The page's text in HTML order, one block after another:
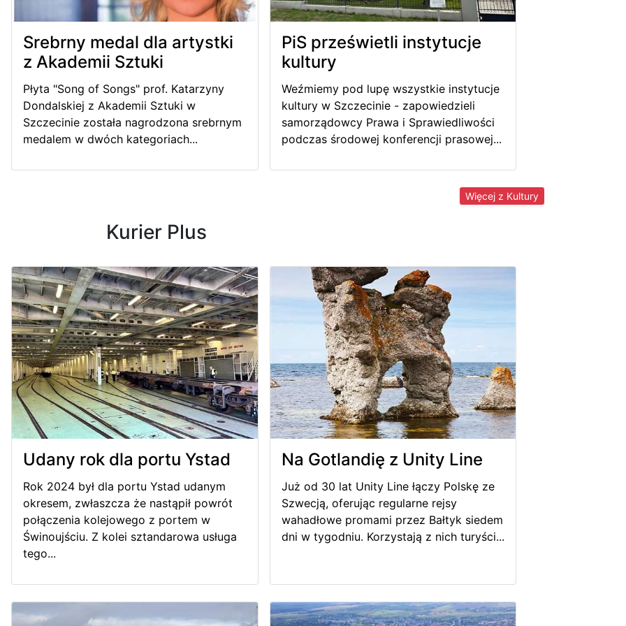
Srebrny medal dla artystki
z Akademii Sztuki
Płyta "Song of Songs" prof. Katarzyny
Dondalskiej z Akademii Sztuki w
Szczecinie została nagrodzona srebrnym
medalem w dwóch kategoriach...
PiS prześwietli instytucje
kultury
Weźmiemy pod lupę wszystkie instytucje
kultury w Szczecinie - zapowiedzieli
samorządowcy Prawa i Sprawiedliwości
podczas środowej konferencji prasowej...
Więcej z Kultury
Kurier Plus
Udany rok dla portu Ystad
Rok 2024 był dla portu Ystad udanym
okresem, zwłaszcza że nastąpił powrót
połączenia kolejowego z portem w
Świnoujściu. Z kolei sztandarowa usługa
tego...
Na Gotlandię z Unity Line
Już od 30 lat Unity Line łączy Polskę ze
Szwecją, oferując regularne rejsy
wahadłowe promami przez Bałtyk siedem
dni w tygodniu. Korzystają z nich turyści...